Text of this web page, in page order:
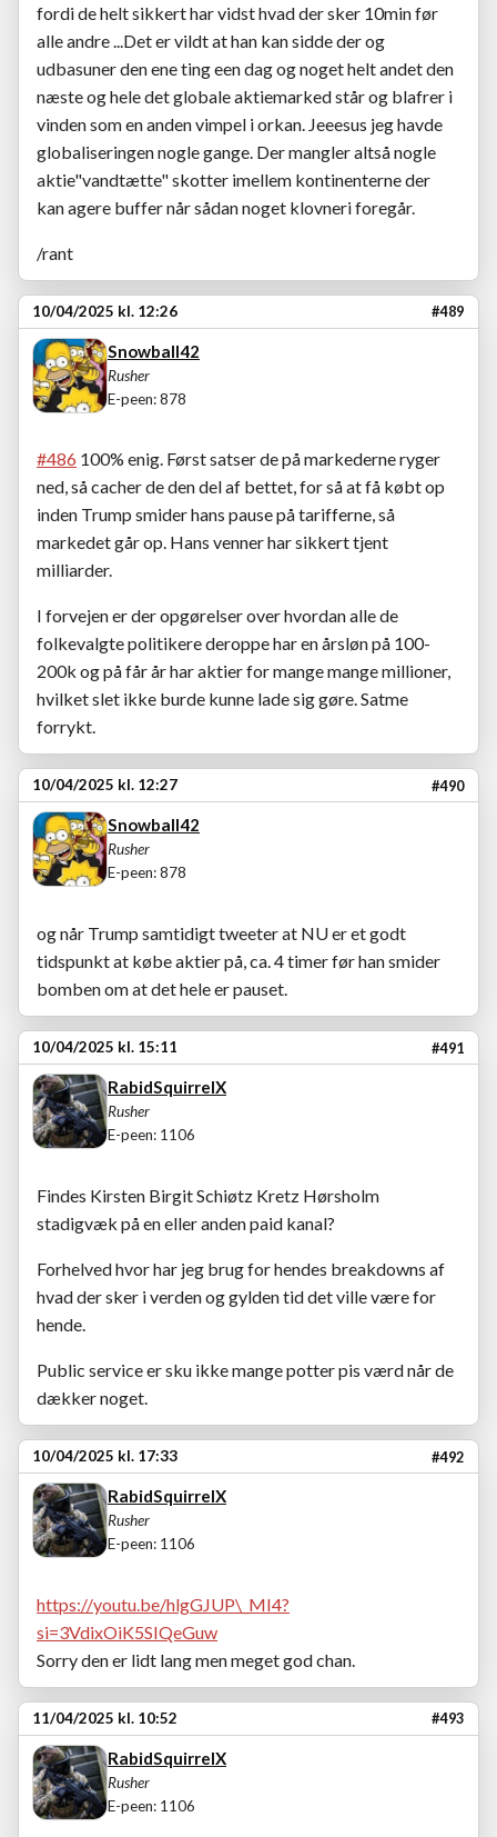
fordi de helt sikkert har vidst hvad der sker 10min før
alle andre ...Det er vildt at han kan sidde der og
udbasuner den ene ting een dag og noget helt andet den
næste og hele det globale aktiemarked står og blafrer i
vinden som en anden vimpel i orkan. Jeeesus jeg havde
globaliseringen nogle gange. Der mangler altså nogle
aktie"vandtætte" skotter imellem kontinenterne der
kan agere buffer når sådan noget klovneri foregår.
/rant
10/04/2025 kl. 12:26 #489
Snowball42
Rusher
E-peen: 878
#486 100% enig. Først satser de på markederne ryger
ned, så cacher de den del af bettet, for så at få købt op
inden Trump smider hans pause på tarifferne, så
markedet går op. Hans venner har sikkert tjent
milliarder.
I forvejen er der opgørelser over hvordan alle de
folkevalgte politikere deroppe har en årsløn på 100-
200k og på får år har aktier for mange mange millioner,
hvilket slet ikke burde kunne lade sig gøre. Satme
forrykt.
10/04/2025 kl. 12:27 #490
Snowball42
Rusher
E-peen: 878
og når Trump samtidigt tweeter at NU er et godt
tidspunkt at købe aktier på, ca. 4 timer før han smider
bomben om at det hele er pauset.
10/04/2025 kl. 15:11 #491
RabidSquirrelX
Rusher
E-peen: 1106
Findes Kirsten Birgit Schiøtz Kretz Hørsholm
stadigvæk på en eller anden paid kanal?
Forhelved hvor har jeg brug for hendes breakdowns af
hvad der sker i verden og gylden tid det ville være for
hende.
Public service er sku ikke mange potter pis værd når de
dækker noget.
10/04/2025 kl. 17:33 #492
RabidSquirrelX
Rusher
E-peen: 1106
https://youtu.be/hlgGJUP\_MI4?
si=3VdixOiK5SIQeGuw
Sorry den er lidt lang men meget god chan.
11/04/2025 kl. 10:52 #493
RabidSquirrelX
Rusher
E-peen: 1106